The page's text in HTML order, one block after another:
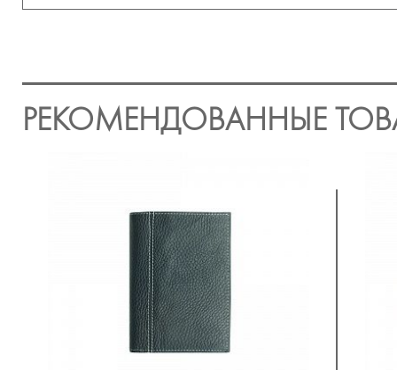
РЕКОМЕНДОВАННЫЕ